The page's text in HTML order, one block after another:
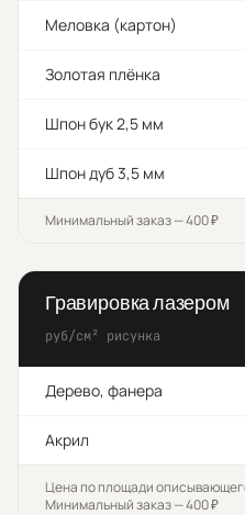
Меловка (картон)
Золотая плёнка
Шпон бук 2,5 мм
Шпон дуб 3,5 мм
Минимальный заказ — 400 ₽
Гравировка лазером
руб/см² рисунка
Дерево, фанера
Акрил
Цена по площади
Минимальный заказ — 400 ₽